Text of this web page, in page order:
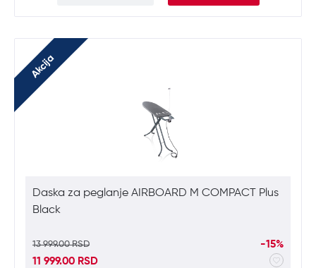
Akcija
Daska za peglanje AIRBOARD M COMPACT Plus
Black
13 999.00 RSD
-15%
11 999.00 RSD